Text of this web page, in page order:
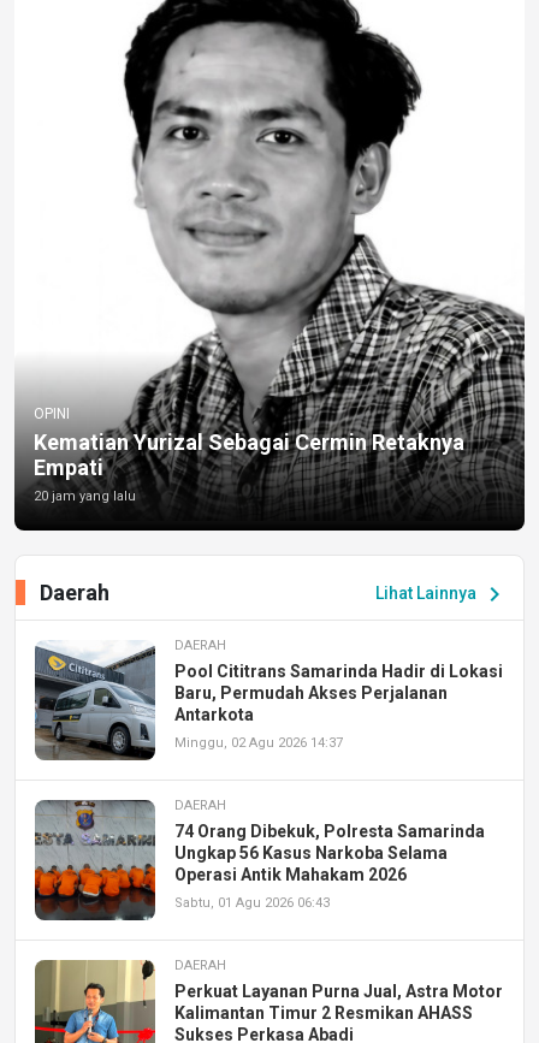
OPINI
Kematian Yurizal Sebagai Cermin Retaknya
Empati
20 jam yang lalu
Lihat Lainnya chevron_right
Daerah
DAERAH
Pool Cititrans Samarinda Hadir di Lokasi
Baru, Permudah Akses Perjalanan
Antarkota
Minggu, 02 Agu 2026 14:37
DAERAH
74 Orang Dibekuk, Polresta Samarinda
Ungkap 56 Kasus Narkoba Selama
Operasi Antik Mahakam 2026
Sabtu, 01 Agu 2026 06:43
DAERAH
Perkuat Layanan Purna Jual, Astra Motor
Kalimantan Timur 2 Resmikan AHASS
Sukses Perkasa Abadi